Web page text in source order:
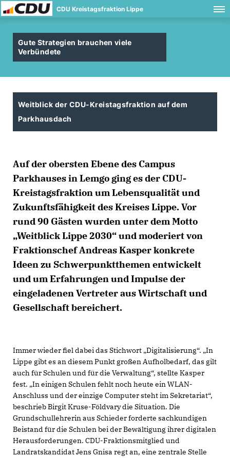
CDU Kreistagsfraktion Lippe
Gute Strategien brauchen viele
Verbündete
Weitblick der CDU-Kreistagsfraktion auf dem
Parkhausdach
Auf der obersten Ebene des Campus
Parkhauses in Lemgo ging es der CDU-
Kreistagsfraktion um Lebensqualität und
Zukunftsfähigkeit des Kreises Lippe. Vor
rund 90 Gästen wurden unter dem Motto
Weitblick Lippe 2030“ und moderiert von
Fraktionschef Andreas Kasper konkrete
Ideen zu Schwerpunktthemen entwickelt
und um Erfahrungen und Impulse der
eingeladenen Vertreter aus Wirtschaft und
Gesellschaft bereichert.
Immer wieder fiel dabei das Stichwort „Digitalisierung“. „In
Lippe gibt es an diesem Punkt großen Aufholbedarf, das gilt
auch für Schulen und für die Verwaltung“, stellte Kasper
fest. „In einigen Schulen fehlt noch heute ein WLAN-
Anschluss und der einzige Computer steht im Sekretariat“,
beschrieb Birgit Kruse-Földvary die Situation. Die
Grundschullehrerin aus Schieder forderte sachkundigen
Beistand für die Schulen bei der Bewältigung ihrer digitalen
Herausforderungen. CDU-Fraktionsmitglied und
Landratskandidat Jens Gnisa regt an, eine zentrale Stelle